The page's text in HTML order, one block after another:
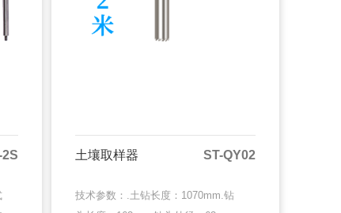
土壤取样器 ST-QY02
技术参数：.土钻长度：1070mm.钻